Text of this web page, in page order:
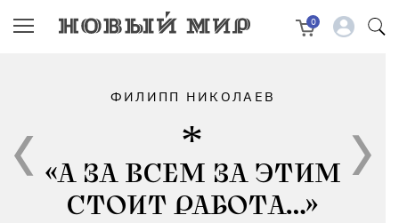
0
ФИЛИПП НИКОЛАЕВ
«А ЗА ВСЕМ ЗА ЭТИМ
СТОИТ РАБОТА…»